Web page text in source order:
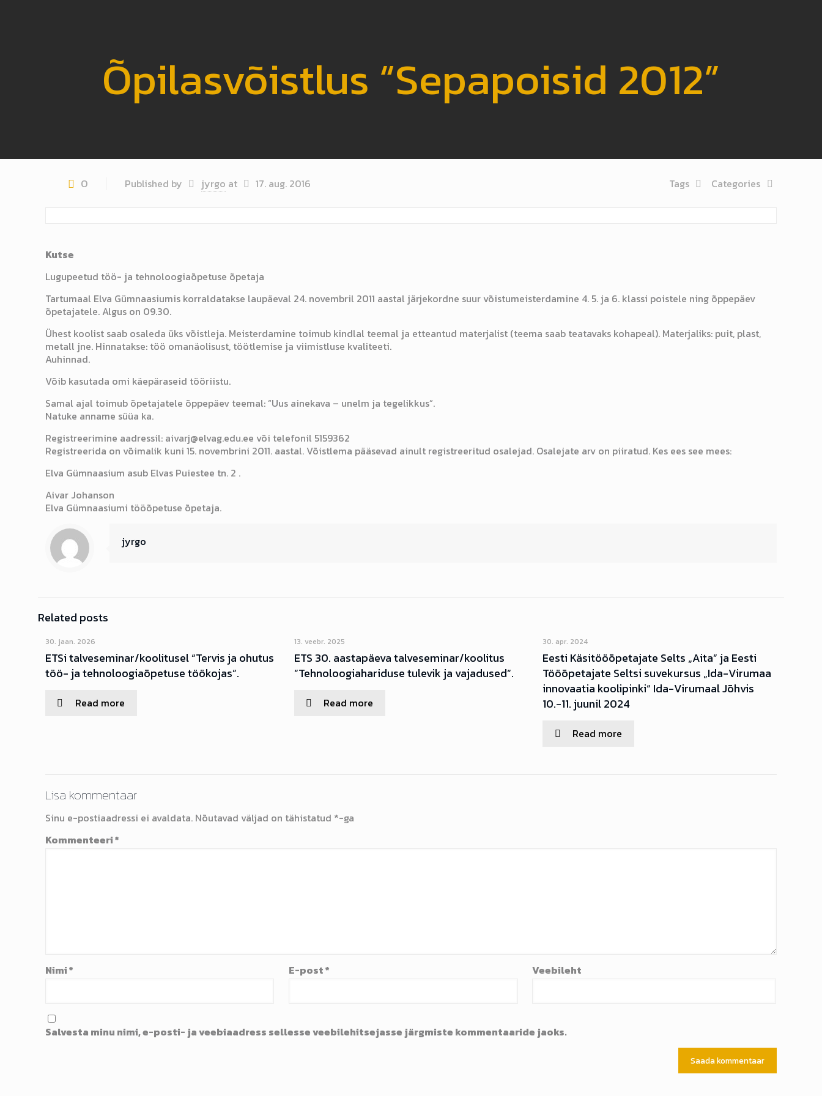
Õpilasvõistlus “Sepapoisid 2012”
0 Published by jyrgo at 17. aug. 2016 Categories
Tags
Kutse
Lugupeetud töö- ja tehnoloogiaõpetuse õpetaja
Tartumaal Elva Gümnaasiumis korraldatakse laupäeval 24. novembril 2011 aastal järjekordne suur võistumeisterdamine 4. 5. ja 6. klassi poistele ning õppepäev
õpetajatele. Algus on 09.30.
Ühest koolist saab osaleda üks võistleja. Meisterdamine toimub kindlal teemal ja etteantud materjalist (teema saab teatavaks kohapeal). Materjaliks: puit, plast,
metall jne. Hinnatakse: töö omanäolisust, töötlemise ja viimistluse kvaliteeti.
Auhinnad.
Võib kasutada omi käepäraseid tööriistu.
Samal ajal toimub õpetajatele õppepäev teemal: “Uus ainekava – unelm ja tegelikkus”.
Natuke anname süüa ka.
Registreerimine aadressil: aivarj@elvag.edu.ee või telefonil 5159362
Registreerida on võimalik kuni 15. novembrini 2011. aastal. Võistlema pääsevad ainult registreeritud osalejad. Osalejate arv on piiratud. Kes ees see mees:
Elva Gümnaasium asub Elvas Puiestee tn. 2 .
Aivar Johanson
Elva Gümnaasiumi tööõpetuse õpetaja.
jyrgo
Related posts
30. jaan. 2026
ETSi talveseminar/koolitusel “Tervis ja ohutus
töö- ja tehnoloogiaõpetuse töökojas”.
Read more
13. veebr. 2025
ETS 30. aastapäeva talveseminar/koolitus
”Tehnoloogiahariduse tulevik ja vajadused”.
Read more
30. apr. 2024
Eesti Käsitööõpetajate Selts „Aita” ja Eesti
Tööõpetajate Seltsi suvekursus „Ida-Virumaa
innovaatia koolipinki“ Ida-Virumaal Jõhvis
10.-11. juunil 2024
Read more
Lisa kommentaar
Sinu e-postiaadressi ei avaldata. Nõutavad väljad on tähistatud *-ga
Kommenteeri*
Nimi* E-post* Veebileht
Salvesta minu nimi, e-posti- ja veebiaadress sellesse veebilehitsejasse järgmiste kommentaaride jaoks.